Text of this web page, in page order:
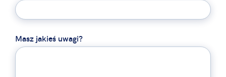
Masz jakieś uwagi?